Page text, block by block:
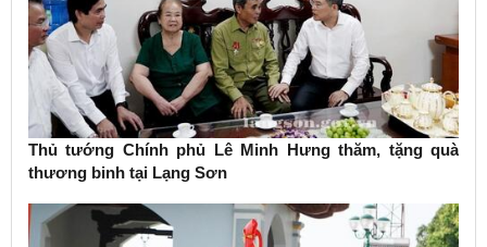
Thủ tướng Chính phủ Lê Minh Hưng thăm, tặng quà
thương binh tại Lạng Sơn